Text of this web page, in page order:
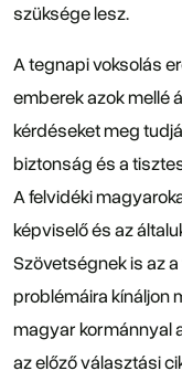
szüksége lesz.
A tegnapi voksolás
emberek azok mellé
kérdéseket meg
biztonság és a
A felvidéki
képviselő és az
Szövetségnek is az
problémáira kínáljon
magyar kormánnyal
az előző választási